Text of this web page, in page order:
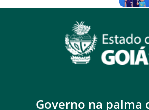
Governo na palma